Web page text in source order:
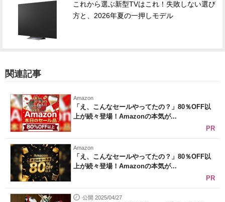
これから選ぶ新型TVはこれ！失敗しない選び
方と、2026年夏の一押しモデル
関連記事
Amazon
「え、こんなセールやってたの？」80％OFF以
上が続々登場！Amazonの本気が...
PR
Amazon
「え、こんなセールやってたの？」80％OFF以
上が続々登場！Amazonの本気が...
PR
公開 2025/04/27